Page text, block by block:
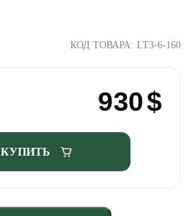
КОД ТОВАРА: LT3-6-160
930$
КУПИТЬ